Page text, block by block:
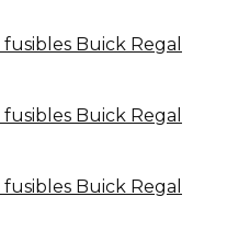
Buick Regal
Buick Regal
Buick Regal